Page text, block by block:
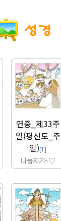
연중_제33주
일(평신도_주
일)[1]
나눔지기~♡